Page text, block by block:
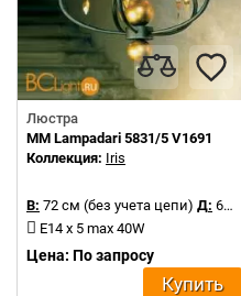
Люстра
MM Lampadari 5831/5 V1691
Коллекция: Iris
В: 72 см (без учета цепи) Д: 62 см
E14 x 5 max 40W
Цена: По запросу
Купить